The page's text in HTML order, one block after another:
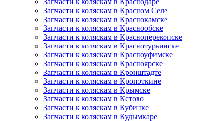
Запчасти к коляскам в Краснодаре
Запчасти к коляскам в Красном Селе
Запчасти к коляскам в Краснокамске
Запчасти к коляскам в Краснообске
Запчасти к коляскам в Красноперекопске
Запчасти к коляскам в Краснотурьинске
Запчасти к коляскам в Красноуфимске
Запчасти к коляскам в Красноярске
Запчасти к коляскам в Кронштадте
Запчасти к коляскам в Кропоткине
Запчасти к коляскам в Крымске
Запчасти к коляскам в Кстово
Запчасти к коляскам в Кубинке
Запчасти к коляскам в Кудымкаре